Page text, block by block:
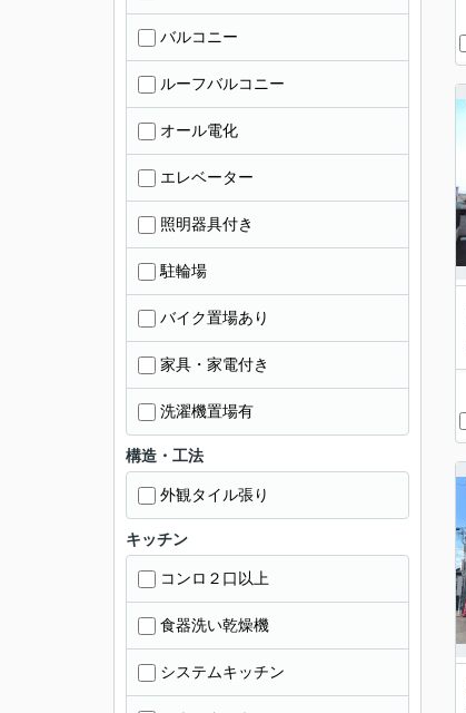
バルコニー
ルーフバルコニー
オール電化
エレベーター
照明器具付き
駐輪場
バイク置場あり
家具・家電付き
洗濯機置場有
構造・工法
外観タイル張り
キッチン
コンロ２口以上
食器洗い乾燥機
システムキッチン